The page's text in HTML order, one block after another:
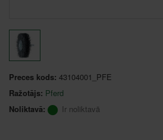
Preces kods: 43104001_PFE
Ražotājs: Pferd
Noliktavā:
Ir noliktavā